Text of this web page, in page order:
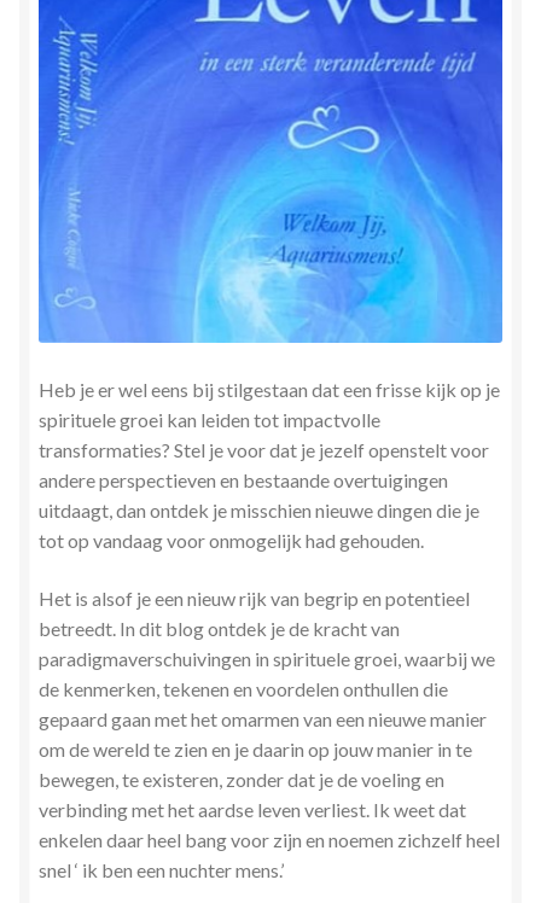
Nieuw boek ‘Pareltjes in de Oceaan.’ Meditatieve haiku’s
in woord en beeld
Priesteressen van Isis- Hal der Zuilen
Stress en Burn-out Coaching
Tarot
Verbinden en Transformeren met 17 Archeia en hun
Tweelingvlam
Webshop
Winkel
Winkelwagen
Zielsgeoriënteerde Jobcoaching
Heb je er wel eens bij stilgestaan ​​dat een frisse kijk op je
spirituele groei kan leiden tot impactvolle
transformaties? Stel je voor dat je jezelf openstelt voor
andere perspectieven en bestaande overtuigingen
uitdaagt, dan ontdek je misschien nieuwe dingen die je
tot op vandaag voor onmogelijk had gehouden.
Het is alsof je een nieuw rijk van begrip en potentieel
betreedt. In dit blog ontdek je de kracht van
paradigmaverschuivingen in spirituele groei, waarbij we
de kenmerken, tekenen en voordelen onthullen die
gepaard gaan met het omarmen van een nieuwe manier
om de wereld te zien en je daarin op jouw manier in te
bewegen, te existeren, zonder dat je de voeling en
verbinding met het aardse leven verliest. Ik weet dat
enkelen daar heel bang voor zijn en noemen zichzelf heel
snel ‘ ik ben een nuchter mens.’